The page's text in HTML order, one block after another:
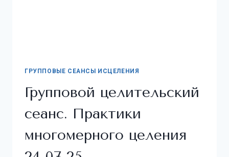
ГРУППОВЫЕ СЕАНСЫ ИСЦЕЛЕНИЯ
Групповой целительский
сеанс. Практики
многомерного целения